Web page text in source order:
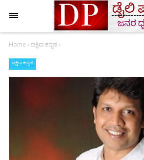
Home › ದಕ್ಷಿಣ ಕನ್ನಡ›
ದಕ್ಷಿಣ ಕನ್ನಡ